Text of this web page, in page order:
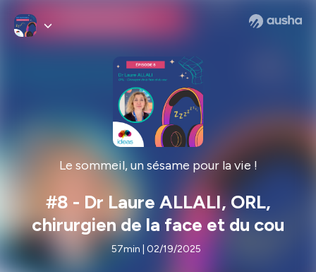
Le sommeil, un sésame pour la vie !
#8 - Dr Laure ALLALI, ORL,
chirurgien de la face et du cou
57min | 02/19/2025